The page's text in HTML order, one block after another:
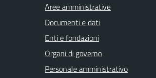
Aree amministrative
Documenti e dati
Enti e fondazioni
Organi di governo
Personale amministrativo